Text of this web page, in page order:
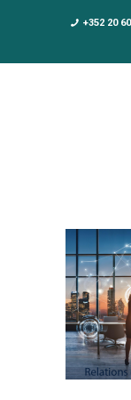
+352 20
DPO AS A
NOUS
ACTUALITÉS